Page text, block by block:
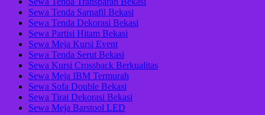
Sewa Tenda Sarnafil Bekasi
Sewa Tenda Dekorasi Bekasi
Sewa Partisi Hitam Bekasi
Sewa Meja Kursi Event
Sewa Tenda Serut Bekasi
Sewa Kursi Crossback Berkualitas
Sewa Meja IBM Termurah
Sewa Sofa Double Bekasi
Sewa Tirai Dekorasi Bekasi
Sewa Meja Barstool LED